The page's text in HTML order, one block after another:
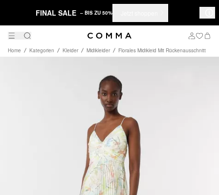
FINAL SALE – BIS ZU 50%
Home Kategorien Kleider Midikleider Florales Midikleid Mit Rückenausschnitt